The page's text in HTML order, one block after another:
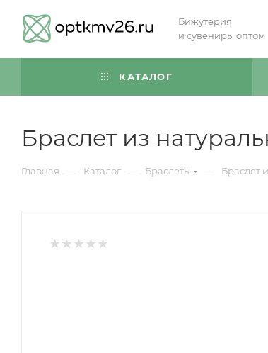
Бижутерия
и сувениры оптом
КАТАЛОГ
Браслет из
Главная — Каталог — Браслеты — Браслет